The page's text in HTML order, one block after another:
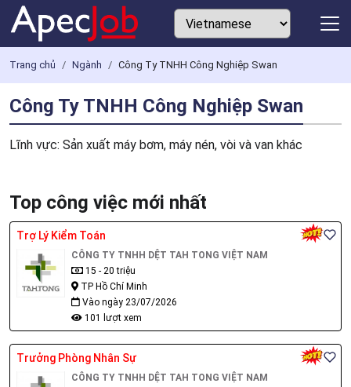
Trang chủ Ngành Công Ty TNHH Công Nghiệp Swan
Công Ty TNHH Công Nghiệp Swan
Lĩnh vực: Sản xuất máy bơm, máy nén, vòi và van khác
Top công việc mới nhất
Trợ Lý Kiểm Toán
CÔNG TY TNHH DỆT TAH TONG VIỆT NAM
15 - 20 triệu
TP Hồ Chí Minh
Vào ngày 23/07/2026
101 lượt xem
Trưởng Phòng Nhân Sự
CÔNG TY TNHH DỆT TAH TONG VIỆT NAM